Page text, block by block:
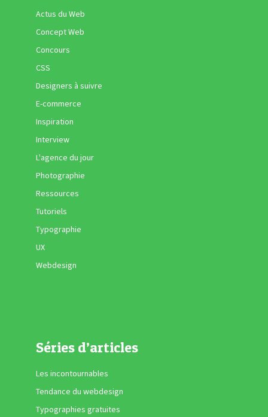
Actus du Web
Concept Web
Concours
CSS
Designers à suivre
E-commerce
Inspiration
Interview
L'agence du jour
Photographie
Ressources
Tutoriels
Typographie
UX
Webdesign
Séries d’articles
Les incontournables
Tendance du webdesign
Typographies gratuites